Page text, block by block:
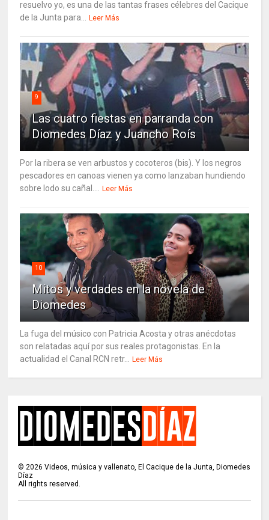
resuelvo yo, es una de las tantas frases célebres del Cacique
de la Junta para...
Leer Más
9
Las cuatro fiestas en parranda con
Diomedes Díaz y Juancho Roís
Por la ribera se ven arbustos y cocoteros (bis). Y los negros
pescadores en canoas vienen ya como lanzaban hundiendo
sobre lodo su cañal....
Leer Más
10
Mitos y verdades en la novela de
Diomedes
La fuga del músico con Patricia Acosta y otras anécdotas
son relatadas aquí por sus reales protagonistas. En la
actualidad el Canal RCN retr...
Leer Más
©2026 Videos, música y vallenato, El Cacique de la Junta, Diomedes
Díaz
All rights reserved.